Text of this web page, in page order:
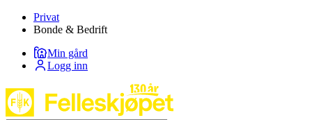
Privat
Bonde & Bedrift
Min gård
Logg inn